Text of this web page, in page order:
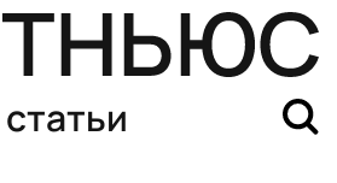
статьи
самый искусственный: в чем